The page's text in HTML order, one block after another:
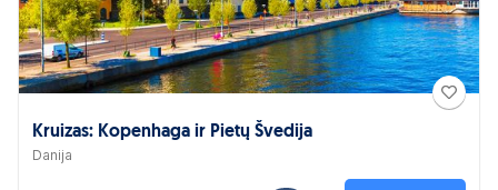
Kruizas: Kopenhaga ir Pietų Švedija
Danija